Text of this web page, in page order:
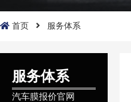
首页 服务体系
服务体系
汽车膜报价官网